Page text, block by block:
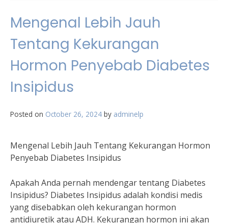
Mengenal Lebih Jauh
Tentang Kekurangan
Hormon Penyebab Diabetes
Insipidus
Posted on October 26, 2024 by adminelp
Mengenal Lebih Jauh Tentang Kekurangan Hormon
Penyebab Diabetes Insipidus
Apakah Anda pernah mendengar tentang Diabetes
Insipidus? Diabetes Insipidus adalah kondisi medis
yang disebabkan oleh kekurangan hormon
antidiuretik atau ADH. Kekurangan hormon ini akan